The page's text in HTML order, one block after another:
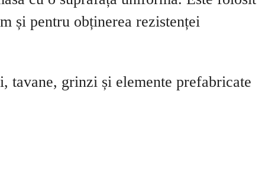
și pentru obținerea rezistenței
tavane, grinzi și elemente prefabricate